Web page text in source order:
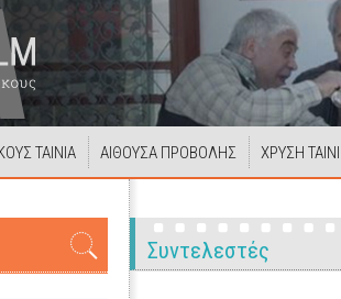
ΤΑΙΝΙΑ ΑΙΘΟΥΣΑ ΠΡΟΒΟΛΗΣ ΧΡΥΣΗ
Συντελεστές